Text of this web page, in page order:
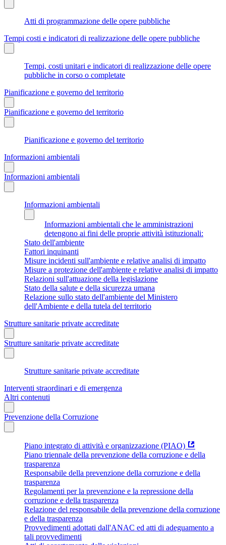
Atti di programmazione delle opere pubbliche
Tempi costi e indicatori di realizzazione delle opere pubbliche
Tempi, costi unitari e indicatori di realizzazione delle opere
pubbliche in corso o completate
Pianificazione e governo del territorio
Pianificazione e governo del territorio
Pianificazione e governo del territorio
Informazioni ambientali
Informazioni ambientali
Informazioni ambientali
Informazioni ambientali che le amministrazioni
detengono ai fini delle proprie attività istituzionali:
Stato dell'ambiente
Fattori inquinanti
Misure incidenti sull'ambiente e relative analisi di impatto
Misure a protezione dell'ambiente e relative analisi di impatto
Relazioni sull'attuazione della legislazione
Stato della salute e della sicurezza umana
Relazione sullo stato dell'ambiente del Ministero
dell'Ambiente e della tutela del territorio
Strutture sanitarie private accreditate
Strutture sanitarie private accreditate
Strutture sanitarie private accreditate
Interventi straordinari e di emergenza
Altri contenuti
Prevenzione della Corruzione
Piano integrato di attività e organizzazione (PIAO)
Piano triennale della prevenzione della corruzione e della
trasparenza
Responsabile della prevenzione della corruzione e della
trasparenza
Regolamenti per la prevenzione e la repressione della
corruzione e della trasparenza
Relazione del responsabile della prevenzione della corruzione
e della trasparenza
Provvedimenti adottati dall'ANAC ed atti di adeguamento a
tali provvedimenti